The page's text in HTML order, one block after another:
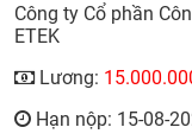
Công ty Cổ phần
ETEK
Lương:
Hạn nộp: 15-08-